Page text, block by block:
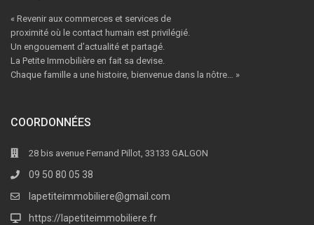
« Revenir aux commerces et services de
proximité où le contact humain est privilégié.
Un engouement d’actualité et partagé.
La Petite Immobilière en fait sa devise.
Chaque famille a une histoire, bienvenue dans la nôtre… »
COORDONNÉES
28 bis avenue Fernand Pillot, 33133 GALGON
09 50 80 05 38
lapetiteimmobiliere@gmail.com
https://lapetiteimmobiliere.fr